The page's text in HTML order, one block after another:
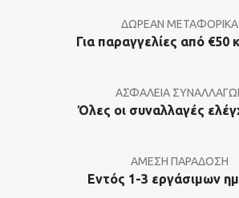
ΔΩΡΕΑΝ ΜΕΤΑΦΟΡΙΚΑ
Για παραγγελίες από €50
ΑΣΦΑΛΕΙΑ
Όλες οι συναλλαγές
ΑΜΕΣΗ ΠΑΡΑΔΟΣΗ
Εντός 1-3 εργάσιμων